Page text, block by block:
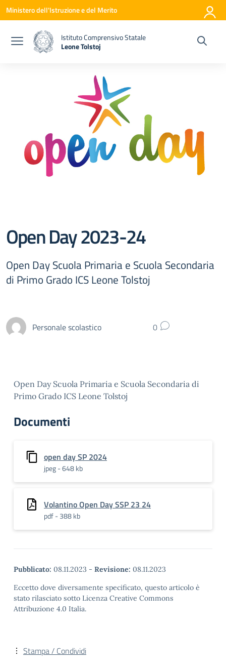
Vai ai contenuti
Vai al menu di navigazione
Vai al footer
Ministero dell'Istruzione e del Merito
Istituto Comprensivo Statale
Leone Tolstoj
Open Day 2023-24
Open Day Scuola Primaria e Scuola Secondaria
di Primo Grado ICS Leone Tolstoj
Personale scolastico 0
Open Day Scuola Primaria e Scuola Secondaria di
Primo Grado ICS Leone Tolstoj
Documenti
open day SP 2024
jpeg - 648 kb
Volantino Open Day SSP 23 24
pdf - 388 kb
Pubblicato: 08.11.2023 - Revisione: 08.11.2023
Eccetto dove diversamente specificato, questo articolo è
stato rilasciato sotto Licenza Creative Commons
Attribuzione 4.0 Italia.
Stampa / Condividi